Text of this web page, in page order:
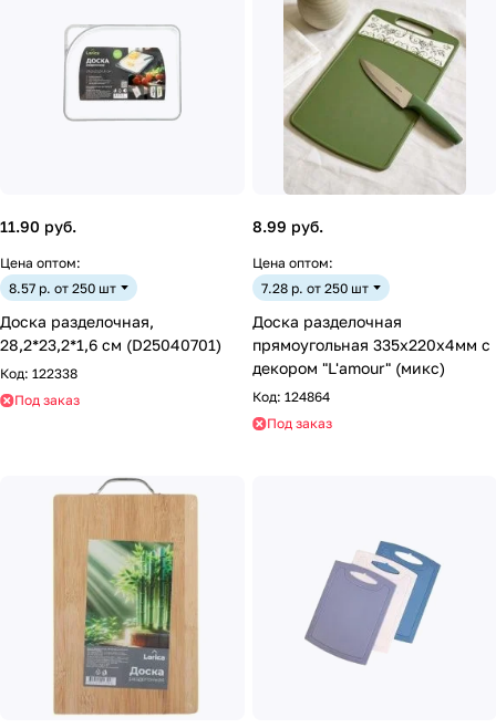
11.90 руб.
Цена оптом:
8.57 р. от 250 шт
Доска разделочная,
28,2*23,2*1,6 см (D25040701)
Код: 122338
Под заказ
8.99 руб.
Цена оптом:
7.28 р. от 250 шт
Доска разделочная
прямоугольная 335x220x4мм с
декором "L'amour" (микс)
Код: 124864
Под заказ